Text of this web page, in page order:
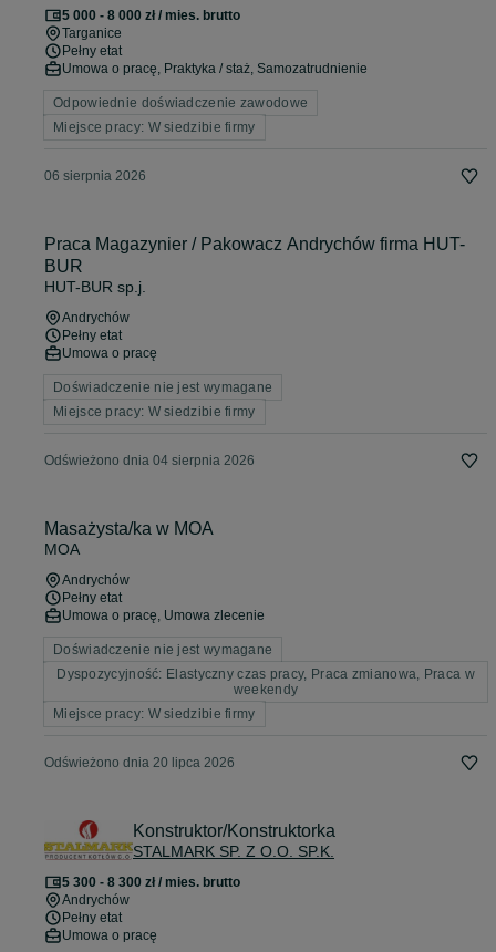
5 000 - 8 000 zł / mies. brutto
Targanice
Pełny etat
Umowa o pracę, Praktyka / staż, Samozatrudnienie
Odpowiednie doświadczenie zawodowe
Miejsce pracy: W siedzibie firmy
06 sierpnia 2026
Praca Magazynier / Pakowacz Andrychów firma HUT-
BUR
HUT-BUR sp.j.
Andrychów
Pełny etat
Umowa o pracę
Doświadczenie nie jest wymagane
Miejsce pracy: W siedzibie firmy
Odświeżono dnia 04 sierpnia 2026
Masażysta/ka w MOA
MOA
Andrychów
Pełny etat
Umowa o pracę, Umowa zlecenie
Doświadczenie nie jest wymagane
Dyspozycyjność: Elastyczny czas pracy, Praca zmianowa, Praca w
weekendy
Miejsce pracy: W siedzibie firmy
Odświeżono dnia 20 lipca 2026
Konstruktor/Konstruktorka
STALMARK SP. Z O.O. SP.K.
5 300 - 8 300 zł / mies. brutto
Andrychów
Pełny etat
Umowa o pracę